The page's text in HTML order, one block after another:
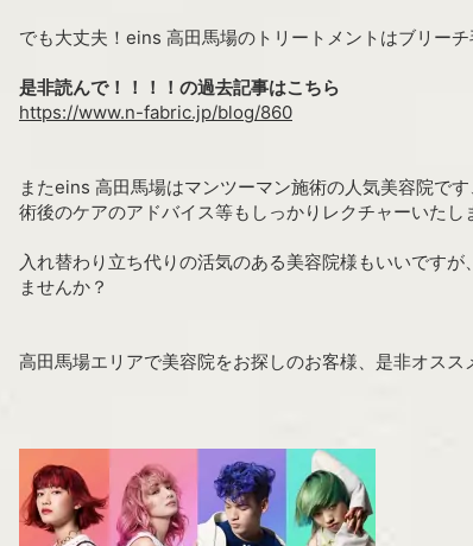
でも大丈夫！eins 高田馬場のトリートメントはブリー
是非読んで！！！！の過去記事はこちら
https://www.n-fabric.jp/blog/860
またeins 高田馬場はマンツーマン施術の人気美容院で
術後のケアのアドバイス等もしっかりレクチャーいたし
入れ替わり立ち代りの活気のある美容院様もいいです
ませんか？
高田馬場エリアで美容院をお探しのお客様、是非オス